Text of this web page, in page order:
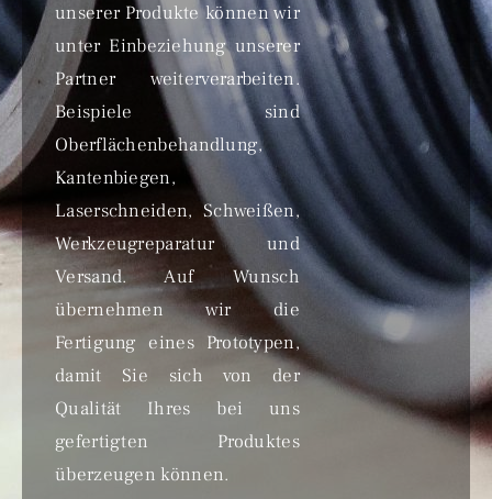
unserer Produkte können wir
unter Einbeziehung unserer
Partner weiterverarbeiten.
Beispiele sind
Oberflächenbehandlung,
Kantenbiegen,
Laserschneiden, Schweißen,
Werkzeugreparatur und
Versand. Auf Wunsch
übernehmen wir die
Fertigung eines Prototypen,
damit Sie sich von der
Qualität Ihres bei uns
gefertigten Produktes
überzeugen können.